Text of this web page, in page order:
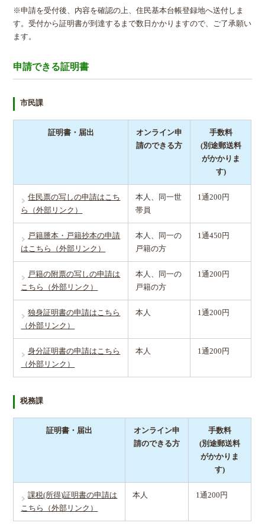
※申請を受付後、内容を確認の上、住民基本台帳登録地へ送付しま
す。受付から証明書が到達するまで数日かかりますので、ご了承願い
ます。
申請できる証明書
市民課
証明書・届出
オンライン申
請のできる方
手数料
(別途郵送料
がかかりま
す)
住民票の写しの申請はこち
ら（外部リンク）
本人、同一世
帯員
1通200円
戸籍謄本・戸籍抄本の申請
はこちら（外部リンク）
本人、同一の
戸籍の方
1通450円
戸籍の附票の写しの申請は
こちら（外部リンク）
本人、同一の
戸籍の方
1通200円
独身証明書の申請はこちら
（外部リンク）
本人 1通200円
身分証明書の申請はこちら
（外部リンク）
本人 1通200円
税務課
証明書・届出
オンライン申
請のできる方
手数料
(別途郵送料
がかかりま
す)
課税(所得)証明書の申請は
こちら（外部リンク）
本人 1通200円